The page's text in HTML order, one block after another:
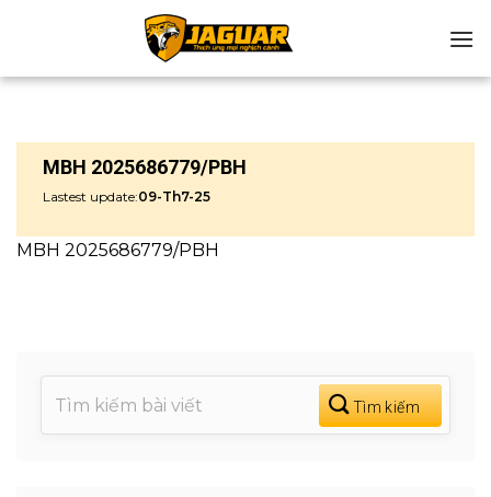
MBH 2025686779/PBH
Lastest update:09-Th7-25
MBH 2025686779/PBH